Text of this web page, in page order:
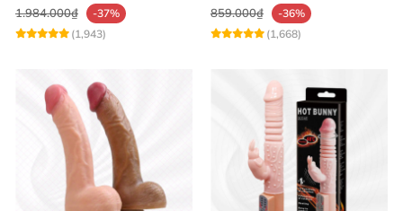
1.984.000₫
-37%
(1,943)
859.000₫
-36%
(1,668)